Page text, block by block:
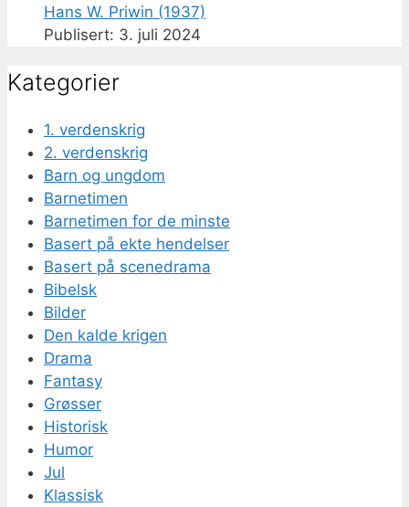
Hans W. Priwin (1937)
3. juli 2024
Kategorier
1. verdenskrig
2. verdenskrig
Barn og ungdom
Barnetimen
Barnetimen for de minste
Basert på ekte hendelser
Basert på scenedrama
Bibelsk
Bilder
Den kalde krigen
Drama
Fantasy
Grøsser
Historisk
Humor
Jul
Klassisk